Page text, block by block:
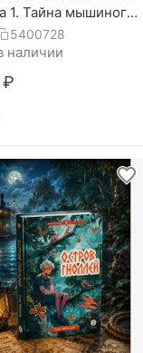
1. Тайна мышиного
(автограф)
5400728
наличии
₽